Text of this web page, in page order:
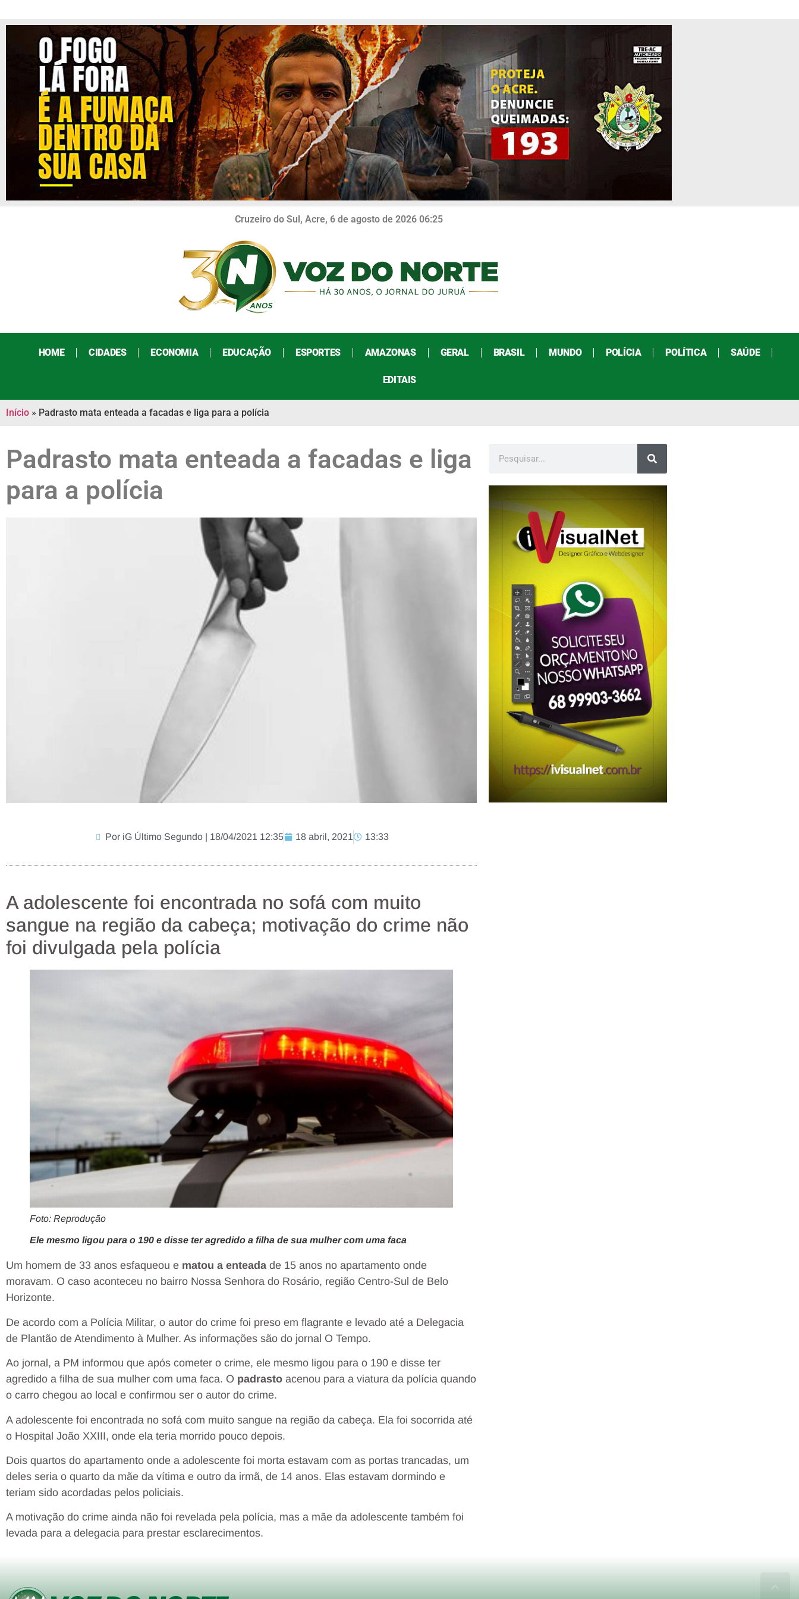
Cruzeiro do Sul, Acre, 6 de agosto de 2026 06:25
HOME CIDADES ECONOMIA EDUCAÇÃO ESPORTES AMAZONAS GERAL BRASIL MUNDO POLÍCIA POLÍTICA SAÚDE
EDITAIS
Início » Padrasto mata enteada a facadas e liga para a polícia
Padrasto mata enteada a facadas e liga
para a polícia
Por iG Último Segundo | 18/04/2021 12:35 18 abril, 2021 13:33
A adolescente foi encontrada no sofá com muito
sangue na região da cabeça; motivação do crime não
foi divulgada pela polícia
Foto: Reprodução
Ele mesmo ligou para o 190 e disse ter agredido a filha de sua mulher com uma faca
Um homem de 33 anos esfaqueou e matou a enteada de 15 anos no apartamento onde
moravam. O caso aconteceu no bairro Nossa Senhora do Rosário, região Centro-Sul de Belo
Horizonte.
De acordo com a Polícia Militar, o autor do crime foi preso em flagrante e levado até a Delegacia
de Plantão de Atendimento à Mulher. As informações são do jornal O Tempo.
Ao jornal, a PM informou que após cometer o crime, ele mesmo ligou para o 190 e disse ter
agredido a filha de sua mulher com uma faca. O padrasto acenou para a viatura da polícia quando
o carro chegou ao local e confirmou ser o autor do crime.
A adolescente foi encontrada no sofá com muito sangue na região da cabeça. Ela foi socorrida até
o Hospital João XXIII, onde ela teria morrido pouco depois.
Dois quartos do apartamento onde a adolescente foi morta estavam com as portas trancadas, um
deles seria o quarto da mãe da vítima e outro da irmã, de 14 anos. Elas estavam dormindo e
teriam sido acordadas pelos policiais.
A motivação do crime ainda não foi revelada pela polícia, mas a mãe da adolescente também foi
levada para a delegacia para prestar esclarecimentos.